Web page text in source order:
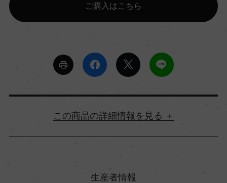
ご購入はこちら
詳細情報
生産者情報